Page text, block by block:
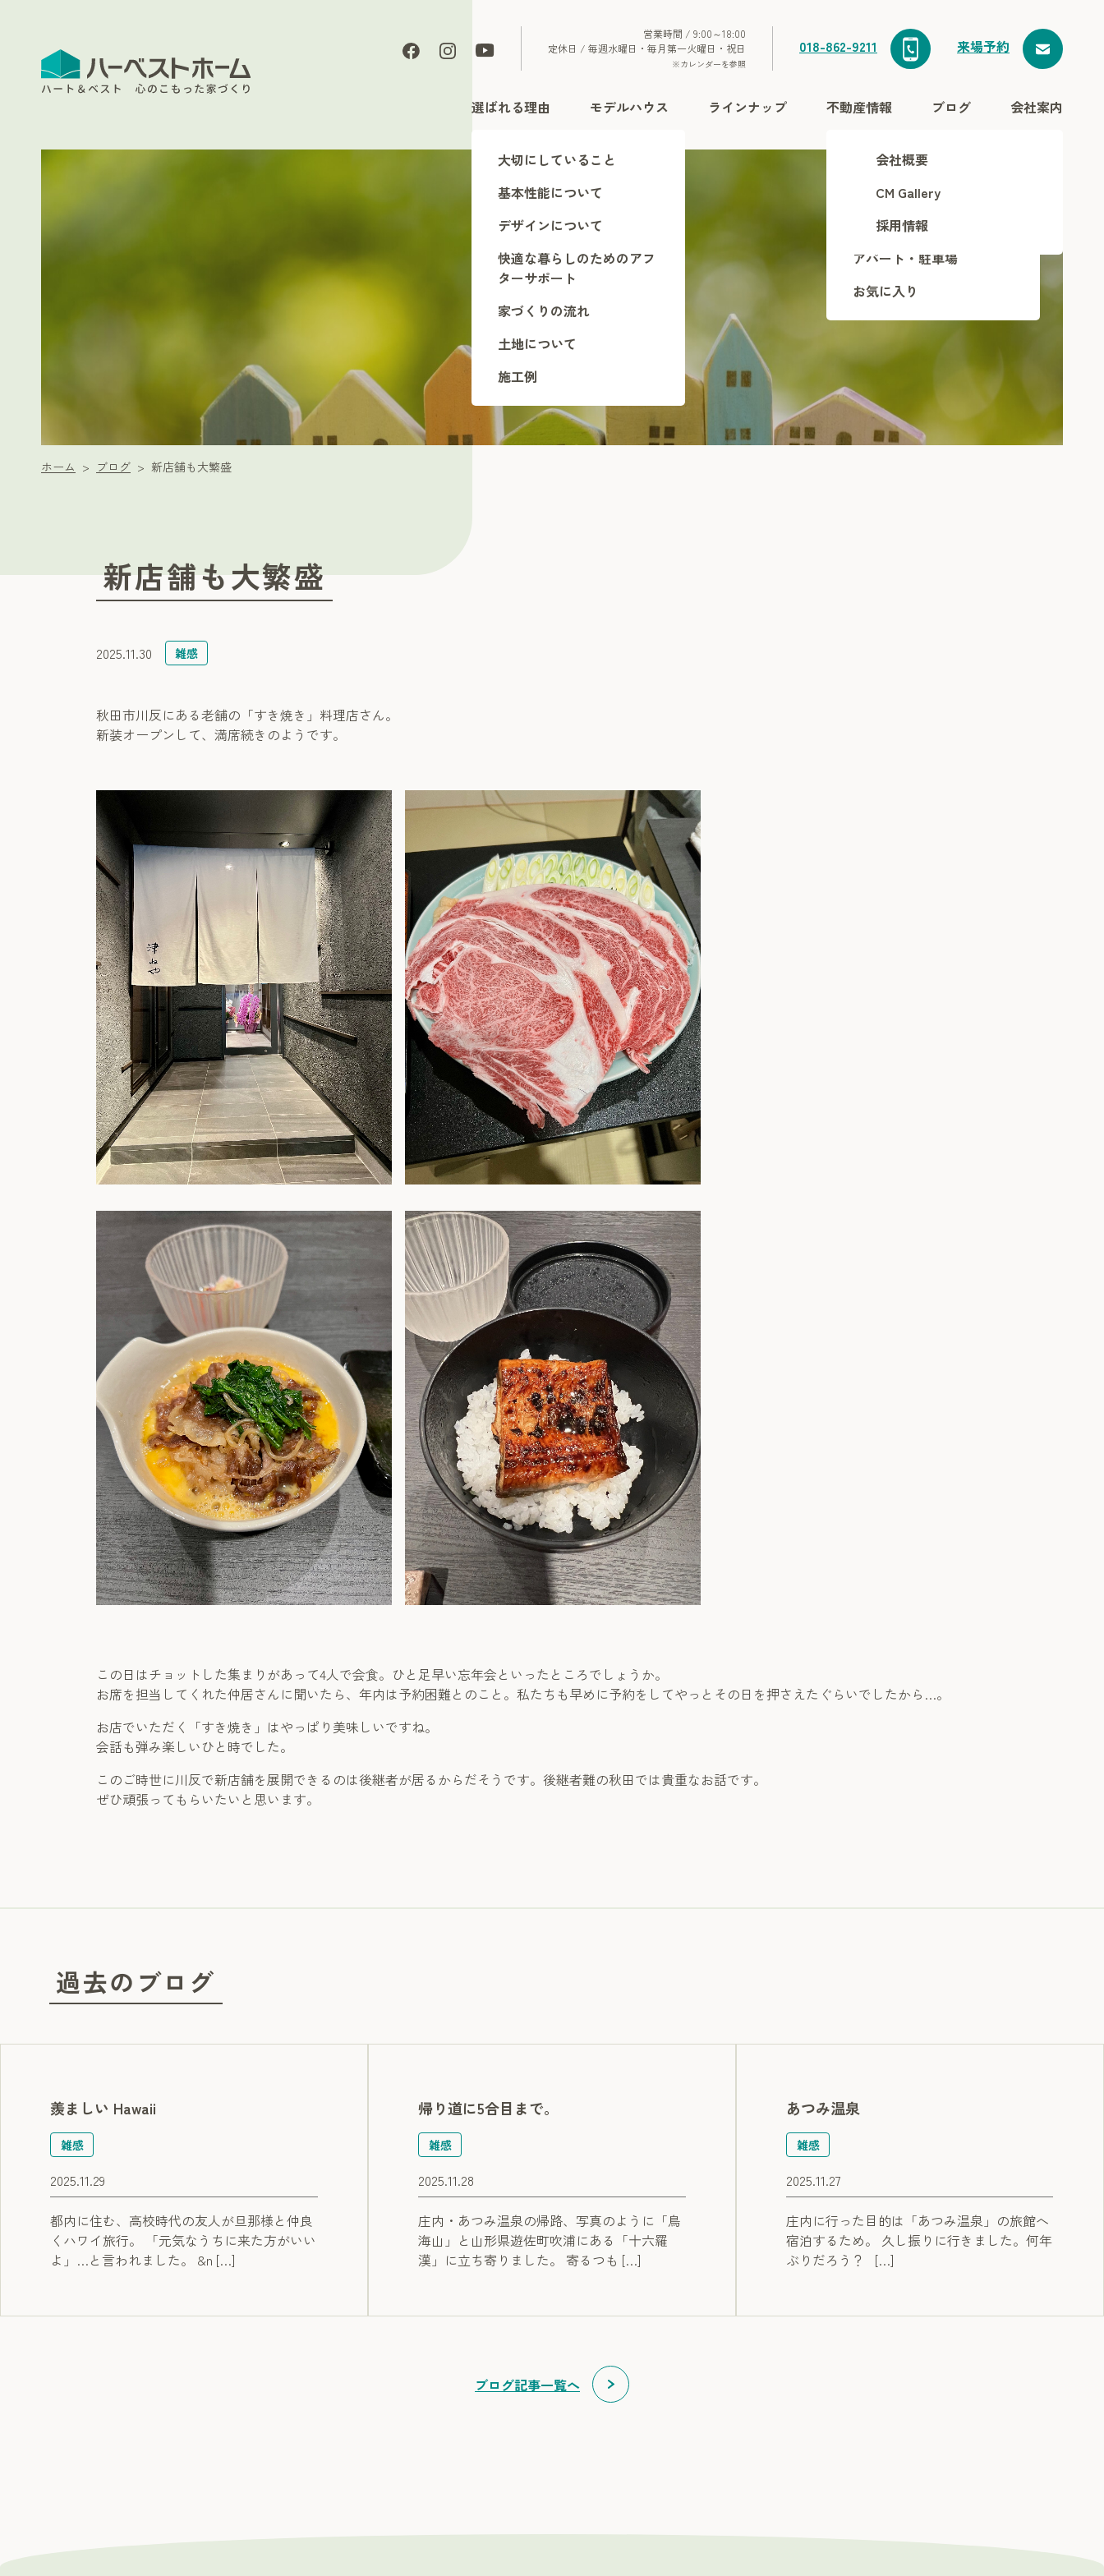
選ばれる理由
大切にしていること
基本性能について
デザインについて
快適な暮らしのためのアフ
ターサポート
家づくりの流れ
土地について
施工例
モデルハウス ラインナップ 不動産情報
土地・分譲地
建売住宅
中古住宅
アパート・駐車場
お気に入り
ブログ 会社案内
会社概要
CM Gallery
採用情報
営業時間 / 9:00～18:00
定休日 / 毎週水曜日・毎月第一火曜日・祝日
※カレンダーを参照
018-862-9211 来場予約
ブログ
ホーム ブログ 新店舗も大繁盛
新店舗も大繁盛
2025.11.30 雑感
秋田市川反にある老舗の「すき焼き」料理店さん。
新装オープンして、満席続きのようです。
この日はチョットした集まりがあって4人で会食。ひと足早い忘年会といったところでしょうか。
お席を担当してくれた仲居さんに聞いたら、年内は予約困難とのこと。私たちも早めに予約をしてやっとその日を押さえたぐらいでしたから…。
お店でいただく「すき焼き」はやっぱり美味しいですね。
会話も弾み楽しいひと時でした。
このご時世に川反で新店舗を展開できるのは後継者が居るからだそうです。後継者難の秋田では貴重なお話です。
ぜひ頑張ってもらいたいと思います。
過去のブログ
羨ましい Hawaii
雑感
2025.11.29
都内に住む、高校時代の友人が旦那様と仲良
くハワイ旅行。 「元気なうちに来た方がいい
よ」…と言われました。 &n […]
帰り道に5合目まで。
雑感
2025.11.28
庄内・あつみ温泉の帰路、写真のように「鳥
海山」と山形県遊佐町吹浦にある「十六羅
漢」に立ち寄りました。 寄るつも […]
あつみ温泉
雑感
2025.11.27
庄内に行った目的は「あつみ温泉」の旅館へ
宿泊するため。 久し振りに行きました。何年
ぶりだろう？ […]
ブログ記事一覧へ